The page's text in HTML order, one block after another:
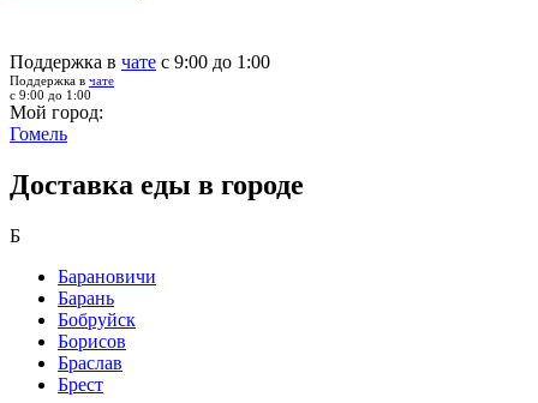
Поддержка в чате с 9:00 до 1:00
Поддержка в чате
с 9:00 до 1:00
Мой город:
Гомель
Доставка еды в городе
Б
Барановичи
Барань
Бобруйск
Борисов
Браслав
Брест